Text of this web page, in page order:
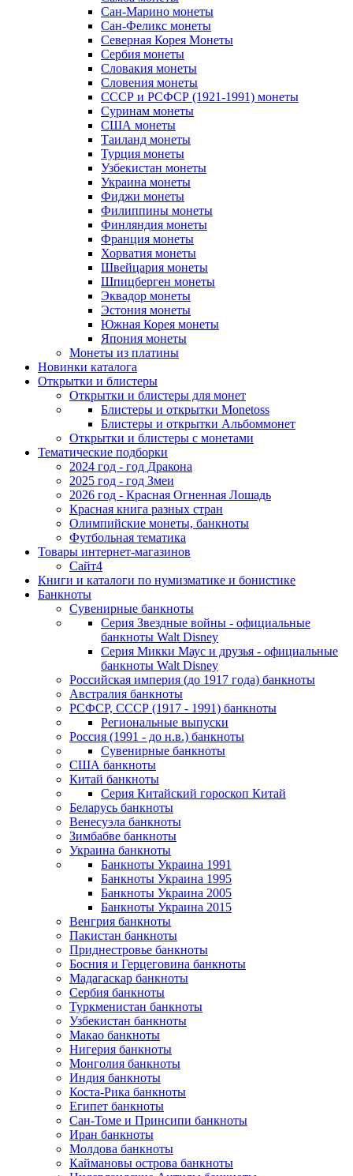
Сан-Марино монеты
Сан-Феликс монеты
Северная Корея Монеты
Сербия монеты
Словакия монеты
Словения монеты
СССР и РСФСР (1921-1991) монеты
Суринам монеты
США монеты
Таиланд монеты
Турция монеты
Узбекистан монеты
Украина монеты
Фиджи монеты
Филиппины монеты
Финляндия монеты
Франция монеты
Хорватия монеты
Швейцария монеты
Шпицберген монеты
Эквадор монеты
Эстония монеты
Южная Корея монеты
Япония монеты
Монеты из платины
Новинки каталога
Открытки и блистеры
Открытки и блистеры для монет
Блистеры и открытки Monetoss
Блистеры и открытки Альбоммонет
Открытки и блистеры с монетами
Тематические подборки
2024 год - год Дракона
2025 год - год Змеи
2026 год - Красная Огненная Лошадь
Красная книга разных стран
Олимпийские монеты, банкноты
Футбольная тематика
Товары интернет-магазинов
Сайт4
Книги и каталоги по нумизматике и бонистике
Банкноты
Сувенирные банкноты
Серия Звездные войны - официальные
банкноты Walt Disney
Серия Микки Маус и друзья - официальные
банкноты Walt Disney
Российская империя (до 1917 года) банкноты
Австралия банкноты
РСФСР, СССР (1917 - 1991) банкноты
Региональные выпуски
Россия (1991 - до н.в.) банкноты
Сувенирные банкноты
США банкноты
Китай банкноты
Серия Китайский гороскоп Китай
Беларусь банкноты
Венесуэла банкноты
Зимбабве банкноты
Украина банкноты
Банкноты Украина 1991
Банкноты Украина 1995
Банкноты Украина 2005
Банкноты Украина 2015
Венгрия банкноты
Пакистан банкноты
Приднестровье банкноты
Босния и Герцеговина банкноты
Мадагаскар банкноты
Сербия банкноты
Туркменистан банкноты
Узбекистан банкноты
Макао банкноты
Нигерия банкноты
Монголия банкноты
Индия банкноты
Коста-Рика банкноты
Египет банкноты
Сан-Томе и Принсипи банкноты
Иран банкноты
Молдова банкноты
Каймановы острова банкноты